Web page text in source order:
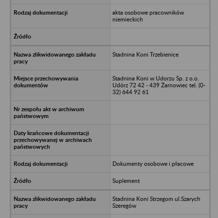
akta osobowe pracowników
niemieckich
Stadnina Koni Trzebienice
Stadnina Koni w Udorzu Sp. z o.o.
Udórz 72 42 - 439 Żarnowiec tel. (0-
32) 644 92 61
Dokumenty osobowe i płacowe
Suplement
Stadnina Koni Strzegom ul.Szarych
Szeregów